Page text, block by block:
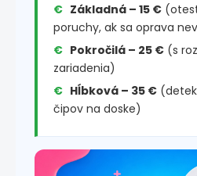
Základná – 15 €
poruchy, ak sa oprava
Pokročilá – 25 € (s
zariadenia)
Hĺbková – 35 €
čipov na doske)